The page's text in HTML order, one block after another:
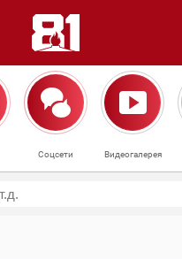
Соцсети Видеогалерея